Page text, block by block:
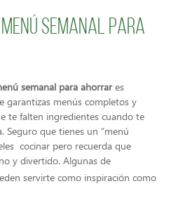
semanal para
semanal para ahorrares
garantizas menús completos y
te falten ingredientes cuando te
Seguro que tienes un “menú
cocinar pero recuerda que
y divertido. Algunas de
servirte como inspiración como